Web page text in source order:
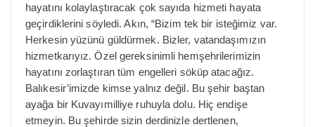
hayatını kolaylaştıracak çok sayıda hizmeti hayata
geçirdiklerini söyledi. Akın, “Bizim tek bir isteğimiz var.
Herkesin yüzünü güldürmek. Bizler, vatandaşımızın
hizmetkarıyız. Özel gereksinimli hemşehrilerimizin
hayatını zorlaştıran tüm engelleri söküp atacağız.
Balıkesir’imizde kimse yalnız değil. Bu şehir baştan
ayağa bir Kuvayımilliye ruhuyla dolu. Hiç endişe
etmeyin. Bu şehirde sizin derdinizle dertlenen,